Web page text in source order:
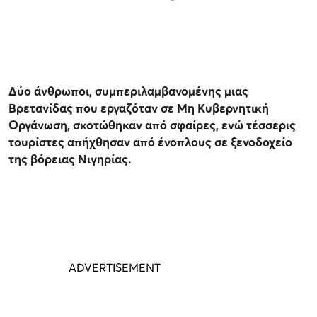
Δύο άνθρωποι, συμπεριλαμβανομένης μιας
Βρετανίδας που εργαζόταν σε Μη Κυβερνητική
Οργάνωση, σκοτώθηκαν από σφαίρες, ενώ τέσσερις
τουρίστες απήχθησαν από ένοπλους σε ξενοδοχείο
της βόρειας Νιγηρίας.